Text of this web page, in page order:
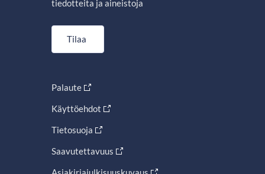
tiedotteita ja aineistoja
Tilaa
Palaute
Käyttöehdot
Tietosuoja
Saavutettavuus